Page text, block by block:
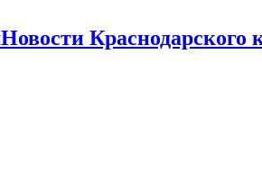
Новости